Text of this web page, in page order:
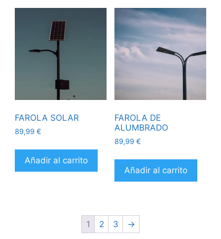
FAROLA SOLAR
89,99 €
Añadir al carrito
FAROLA DE
ALUMBRADO
89,99 €
Añadir al carrito
1 2 3 →